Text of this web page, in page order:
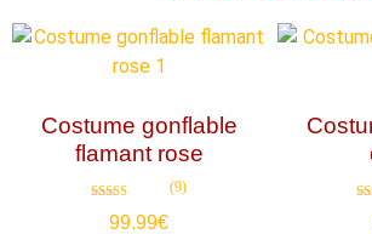
Costume gonflable
flamant rose
4.89
(9)
99.99€